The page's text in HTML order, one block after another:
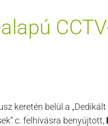
keretén belül a
c. felhívásra benyújtott,